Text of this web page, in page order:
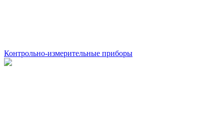
Контрольно-измерительные приборы